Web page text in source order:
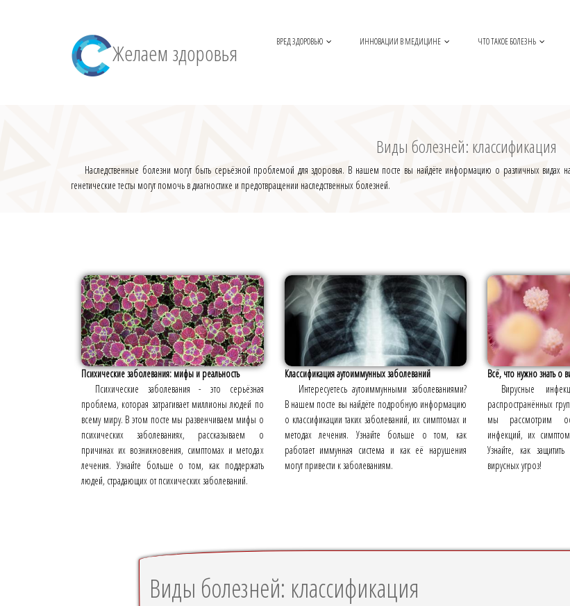
Желаем здоровья ВРЕД ЗДОРОВЬЮ ИННОВАЦИИ В МЕДИЦИНЕ ЧТО ТАКОЕ БОЛЕЗНЬ
Виды болезней: классификация
Наследственные болезни могут быть серьёзной проблемой для здоровья. В нашем посте вы найдёте информацию о различных видах
генетические тесты могут помочь в диагностике и предотвращении наследственных болезней.
Психические заболевания: мифы и реальность
Психические заболевания - это серьёзная
проблема, которая затрагивает миллионы людей по
всему миру. В этом посте мы развенчиваем мифы о
психических заболеваниях, рассказываем о
причинах их возникновения, симптомах и методах
лечения. Узнайте больше о том, как поддержать
людей, страдающих от психических заболеваний.
Классификация аутоиммунных заболеваний
Интересуетесь аутоиммунными заболеваниями?
В нашем посте вы найдёте подробную информацию
о классификации таких заболеваний, их симптомах и
методах лечения. Узнайте больше о том, как
работает иммунная система и как её нарушения
могут привести к заболеваниям.
Всё, что нужно знать о
Вирусные
распространённых
мы рассмотрим
инфекций, их
Узнайте, как
вирусных угроз!
Виды болезней: классификация